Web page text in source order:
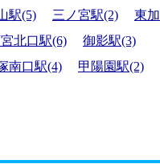
駅(5) 三ノ宮駅(2)
東加
北口駅(6)
御影駅(3)
南口駅(4)
甲陽園駅(2)